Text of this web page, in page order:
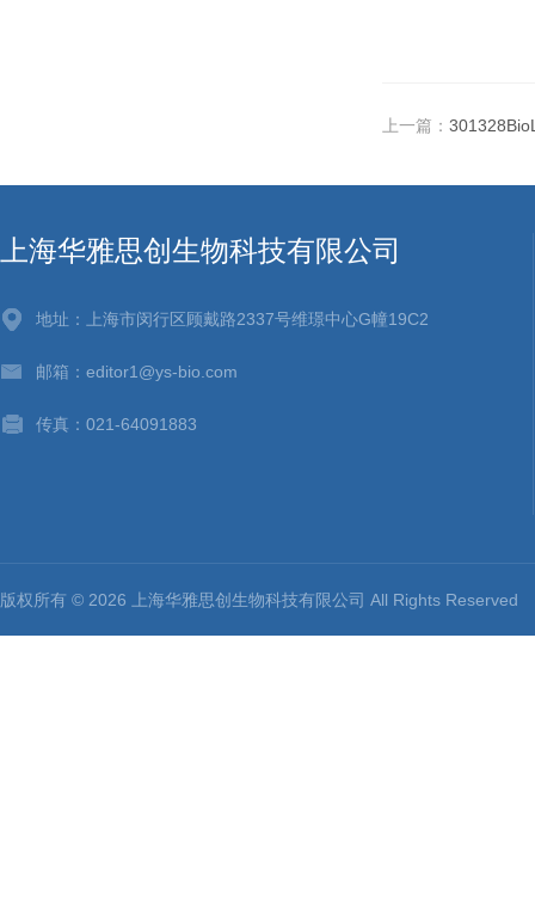
上一篇：
上海华雅思创生物科技有限公司
地址：上海市闵行区顾戴路2337号维璟中心G幢19C2
邮箱：editor1@ys-bio.com
传真：021-64091883
版权所有 © 2026 上海华雅思创生物科技有限公司 All Rights